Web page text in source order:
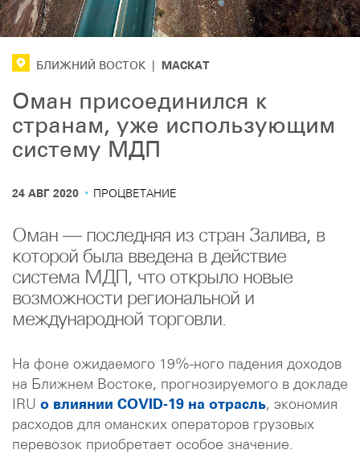
БЛИЖНИЙ ВОСТОК МАСКАТ
Оман присоединился к
странам, уже использующим
систему МДП
24 АВГ 2020 · ПРОЦВЕТАНИЕ
Оман — последняя из стран Залива, в
которой была введена в действие
система МДП, что открыло новые
возможности региональной и
международной торговли.
На фоне ожидаемого 19%-ного падения доходов
на Ближнем Востоке, прогнозируемого в докладе
IRU о влиянии COVID-19 на отрасль, экономия
расходов для оманских операторов грузовых
перевозок приобретает особое значение.